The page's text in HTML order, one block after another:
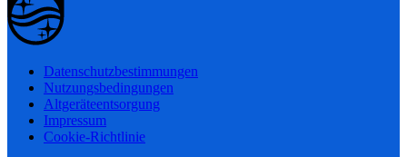
Datenschutzbestimmungen
Nutzungsbedingungen
Altgeräteentsorgung
Impressum
Cookie-Richtlinie